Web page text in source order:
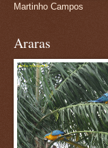
Martinho Campos
Araras